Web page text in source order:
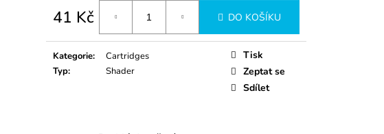
41 Kč
cena:
DO KOŠÍKU
Kategorie:
Cartridges
Typ: Shader
Tisk
Zeptat se
Sdílet